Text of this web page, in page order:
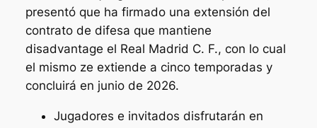
presentó que ha firmado una extensión del
contrato de difesa que mantiene
disadvantage el Real Madrid C. F., con lo cual
el mismo ze extiende a cinco temporadas y
concluirá en junio de 2026.
Jugadores e invitados disfrutarán en